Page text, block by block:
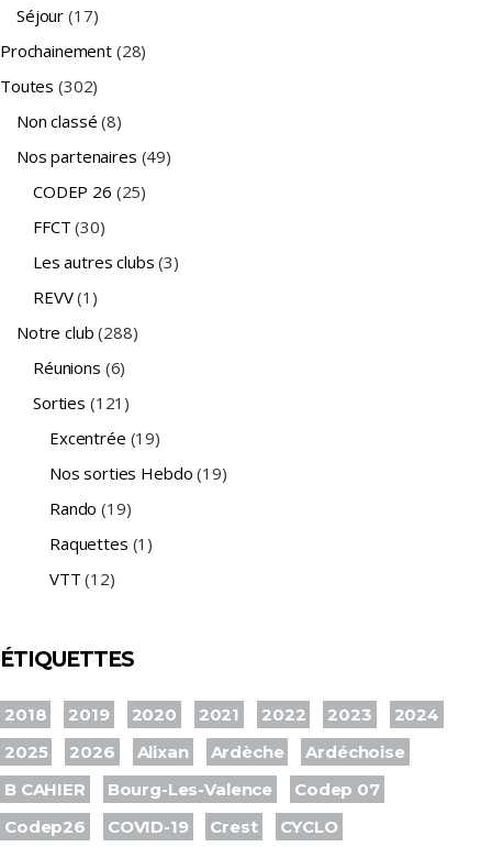
Séjour (17)
Prochainement (28)
Toutes (302)
Non classé (8)
Nos partenaires (49)
CODEP 26 (25)
FFCT (30)
Les autres clubs (3)
REVV(1)
Notre club (288)
Réunions (6)
Sorties (121)
Excentrée (19)
Nos sorties Hebdo (19)
Rando (19)
Raquettes (1)
VTT (12)
ÉTIQUETTES
2018 2019 2020 2021 2022 2023
2024
2025
2026 Alixan Ardèche
Ardéchoise
B CAHIER
Bourg-Les-Valence
Codep 07
Codep26
COVID-19 Crest
CYCLO